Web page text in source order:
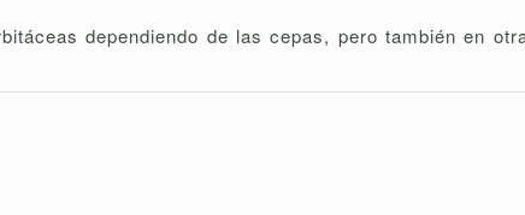
dependiendo de las cepas, pero también en